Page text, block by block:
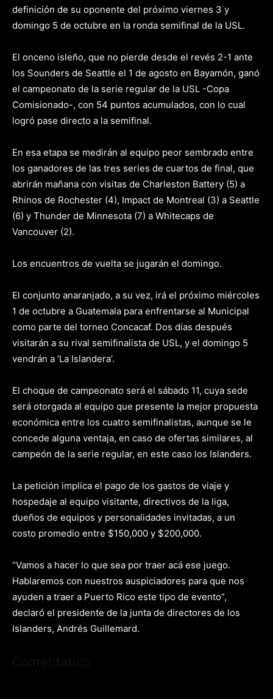
definición de su oponente del próximo viernes 3 y
domingo 5 de octubre en la ronda semifinal de la USL.
El onceno isleño, que no pierde desde el revés 2-1 ante
los Sounders de Seattle el 1 de agosto en Bayamón, ganó
el campeonato de la serie regular de la USL -Copa
Comisionado-, con 54 puntos acumulados, con lo cual
logró pase directo a la semifinal.
En esa etapa se medirán al equipo peor sembrado entre
los ganadores de las tres series de cuartos de final, que
abrirán mañana con visitas de Charleston Battery (5) a
Rhinos de Rochester (4), Impact de Montreal (3) a Seattle
(6) y Thunder de Minnesota (7) a Whitecaps de
Vancouver (2).
Los encuentros de vuelta se jugarán el domingo.
El conjunto anaranjado, a su vez, irá el próximo miércoles
1 de octubre a Guatemala para enfrentarse al Municipal
como parte del torneo Concacaf. Dos días después
visitarán a su rival semifinalista de USL, y el domingo 5
vendrán a ‘La Islandera’.
El choque de campeonato será el sábado 11, cuya sede
será otorgada al equipo que presente la mejor propuesta
económica entre los cuatro semifinalistas, aunque se le
concede alguna ventaja, en caso de ofertas similares, al
campeón de la serie regular, en este caso los Islanders.
La petición implica el pago de los gastos de viaje y
hospedaje al equipo visitante, directivos de la liga,
dueños de equipos y personalidades invitadas, a un
costo promedio entre $150,000 y $200,000.
“Vamos a hacer lo que sea por traer acá ese juego.
Hablaremos con nuestros auspiciadores para que nos
ayuden a traer a Puerto Rico este tipo de evento”,
declaró el presidente de la junta de directores de los
Islanders, Andrés Guillemard.